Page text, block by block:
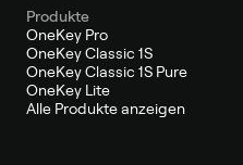
Produkte
OneKey Pro
OneKey Classic 1S
OneKey Classic 1S Pure
OneKey Lite
Alle Produkte anzeigen